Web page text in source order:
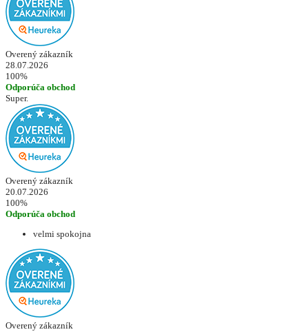
Overený zákazník
28.07.2026
100%
Odporúča obchod
Super.
Overený zákazník
20.07.2026
100%
Odporúča obchod
velmi spokojna
Overený zákazník